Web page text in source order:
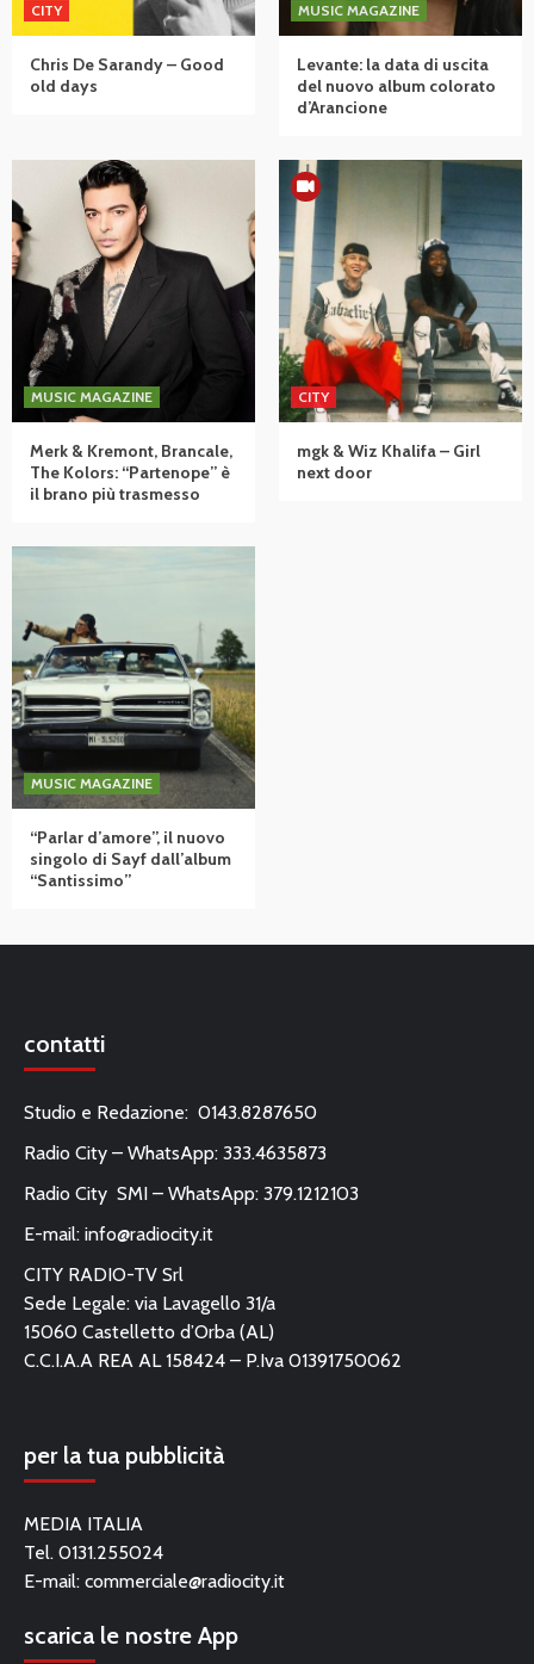
CITY
Chris De Sarandy – Good
old days
MUSIC MAGAZINE
Levante: la data di uscita
del nuovo album colorato
d’Arancione
MUSIC MAGAZINE
Merk & Kremont, Brancale,
The Kolors: “Partenope” è
il brano più trasmesso
CITY
mgk & Wiz Khalifa – Girl
next door
MUSIC MAGAZINE
“Parlar d’amore”, il nuovo
singolo di Sayf dall’album
“Santissimo”
contatti
Studio e Redazione: 0143.8287650
Radio City – WhatsApp: 333.4635873
Radio City SMI – WhatsApp: 379.1212103
E-mail: info@radiocity.it
CITY RADIO-TV Srl
Sede Legale: via Lavagello 31/a
15060 Castelletto d’Orba (AL)
C.C.I.A.A REA AL 158424 – P.Iva 01391750062
per la tua pubblicità
MEDIA ITALIA
Tel. 0131.255024
E-mail: commerciale@radiocity.it
scarica le nostre App